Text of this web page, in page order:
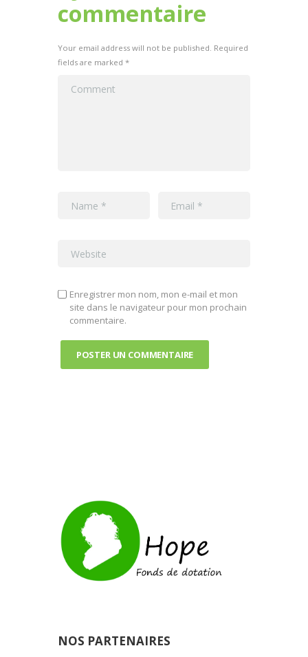
commentaire
Your email address will not be published. Required
fields are marked *
Enregistrer mon nom, mon e-mail et mon
site dans le navigateur pour mon prochain
commentaire.
NOS PARTENAIRES